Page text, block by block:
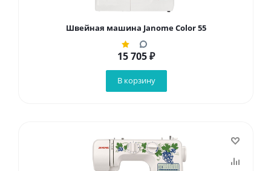
Швейная машина Janome Color 55
15 705₽
В корзину